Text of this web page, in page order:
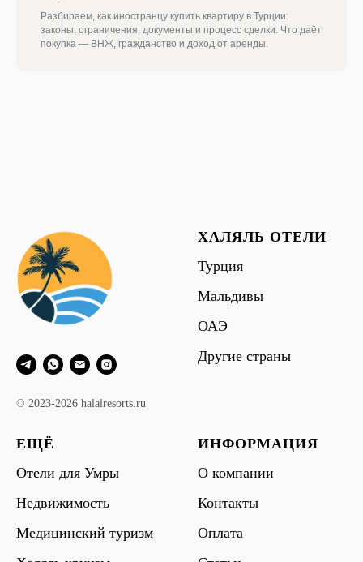
Разбираем, как иностранцу купить квартиру в Турции:
законы, ограничения, документы и процесс сделки. Что даёт
покупка — ВНЖ, гражданство и доход от аренды.
© 2023-2026 halalresorts.ru
ХАЛЯЛЬ ОТЕЛИ
Турция
Мальдивы
ОАЭ
Другие страны
ЕЩЁ
Отели для Умры
Недвижимость
Медицинский туризм
ИНФОРМАЦИЯ
О компании
Контакты
Оплата